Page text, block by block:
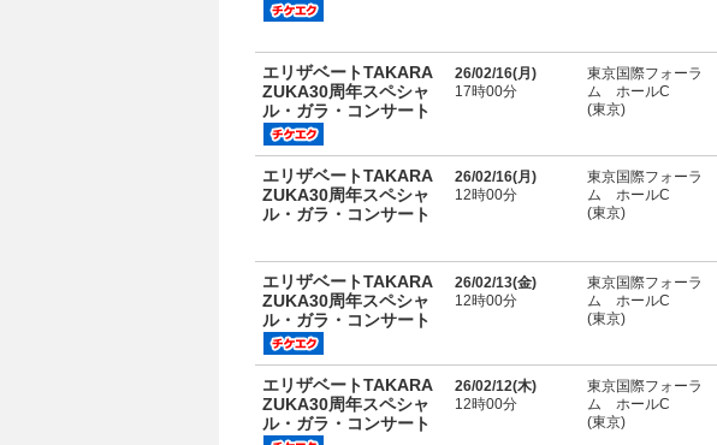
エリザベートTAKARA
ZUKA30周年スペシャ
ル・ガラ・コンサート
26/02/16(月 )
17時00分
東京国際フォーラ
ム ホールC
(東京)
エリザベートTAKARA
ZUKA30周年スペシャ
ル・ガラ・コンサート
26/02/16(月 )
12時00分
東京国際フォーラ
ム ホールC
(東京)
エリザベートTAKARA
ZUKA30周年スペシャ
ル・ガラ・コンサート
26/02/13(金)
12時00分
東京国際フォーラ
ム ホールC
(東京)
エリザベートTAKARA
ZUKA30周年スペシャ
ル・ガラ・コンサート
26/02/12(木)
12時00分
東京国際フォーラ
ム ホールC
(東京)